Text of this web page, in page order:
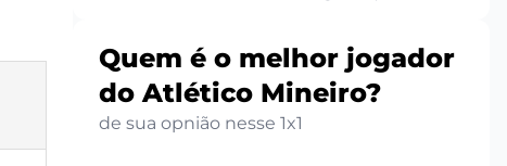
Quem é o melhor jogador
do Atlético Mineiro?
de sua opnião nesse 1x1